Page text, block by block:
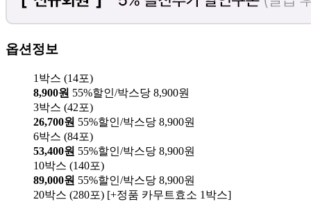
옵션정보
1박스 (14포)
8,900원 55%할인/박스당 8,900원
3박스 (42포)
26,700원 55%할인/박스당 8,900원
6박스 (84포)
53,400원 55%할인/박스당 8,900원
10박스 (140포)
89,000원 55%할인/박스당 8,900원
20박스 (280포) [+정품 카무트효소 1박스]